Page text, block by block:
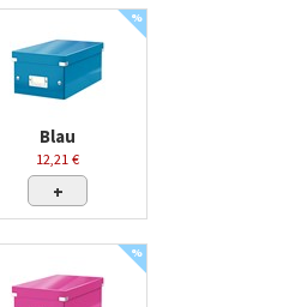
%
Blau
12,21 €
+
%